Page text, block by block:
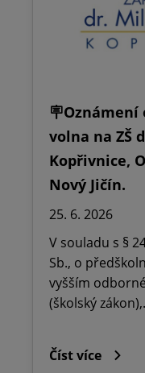
volna na ZŠ
Kopřivnice,
Nový Jičín.
25. 6. 2026
V souladu s §
Sb., o
vyšším
(školský
Číst více